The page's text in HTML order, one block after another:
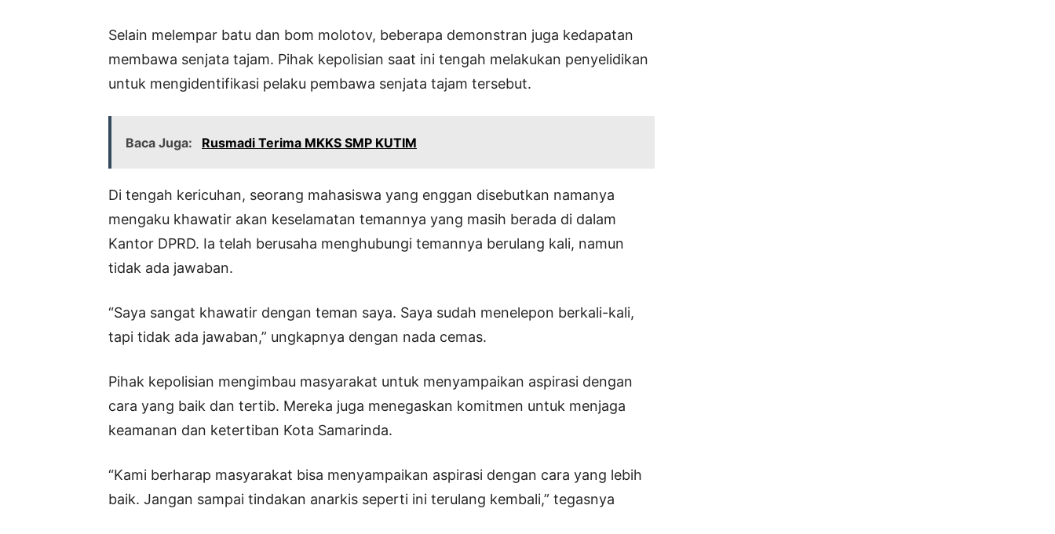
Selain melempar batu dan bom molotov, beberapa demonstran juga kedapatan
membawa senjata tajam. Pihak kepolisian saat ini tengah melakukan penyelidikan
untuk mengidentifikasi pelaku pembawa senjata tajam tersebut.
Baca Juga: Rusmadi Terima MKKS SMP KUTIM
Di tengah kericuhan, seorang mahasiswa yang enggan disebutkan namanya
mengaku khawatir akan keselamatan temannya yang masih berada di dalam
Kantor DPRD. Ia telah berusaha menghubungi temannya berulang kali, namun
tidak ada jawaban.
“Saya sangat khawatir dengan teman saya. Saya sudah menelepon berkali-kali,
tapi tidak ada jawaban,” ungkapnya dengan nada cemas.
Pihak kepolisian mengimbau masyarakat untuk menyampaikan aspirasi dengan
cara yang baik dan tertib. Mereka juga menegaskan komitmen untuk menjaga
keamanan dan ketertiban Kota Samarinda.
“Kami berharap masyarakat bisa menyampaikan aspirasi dengan cara yang lebih
baik. Jangan sampai tindakan anarkis seperti ini terulang kembali,” tegasnya